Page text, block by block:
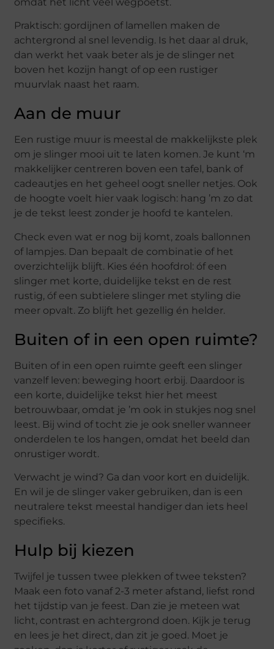
Praktisch: gordijnen of lamellen maken de
achtergrond al snel levendig. Is het daar al druk,
dan werkt het vaak beter als je de slinger net
boven het kozijn hangt of op een rustiger
muurvlak naast het raam.
Aan de muur
Een rustige muur is meestal de makkelijkste plek
om je slinger mooi uit te laten komen. Je kunt ‘m
makkelijker centreren boven een tafel, bank of
cadeautjes en het geheel oogt sneller netjes. Ook
de hoogte voelt hier vaak logisch: hang ’m zo dat
je de tekst leest zonder je hoofd te kantelen.
Check even wat er nog bij komt, zoals ballonnen
of lampjes. Dan bepaalt de combinatie of het
overzichtelijk blijft. Kies één hoofdrol: óf een
slinger met korte, duidelijke tekst en de rest
rustig, óf een subtielere slinger met styling die
meer opvalt. Zo blijft het gezellig én helder.
Buiten of in een open ruimte?
Buiten of in een open ruimte geeft een slinger
vanzelf leven: beweging hoort erbij. Daardoor is
een korte, duidelijke tekst hier het meest
betrouwbaar, omdat je ’m ook in stukjes nog snel
leest. Bij wind of tocht zie je ook sneller wanneer
onderdelen te los hangen, omdat het beeld dan
onrustiger wordt.
Verwacht je wind? Ga dan voor kort en duidelijk.
En wil je de slinger vaker gebruiken, dan is een
neutralere tekst meestal handiger dan iets heel
specifieks.
Hulp bij kiezen
Twijfel je tussen twee plekken of twee teksten?
Maak een foto vanaf 2-3 meter afstand, liefst rond
het tijdstip van je feest. Dan zie je meteen wat
licht, contrast en achtergrond doen. Kijk je terug
en lees je het direct, dan zit je goed. Moet je